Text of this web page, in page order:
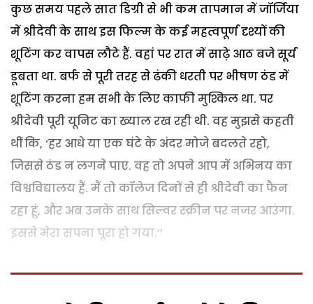
कुछ समय पहले सात डिग्री से भी कम तापमान में जॉर्जिया
में श्रीदेवी के साथ इस फिल्म के कई महत्वपूर्ण दृश्यों की
शूटिंग कर वापस लौटे हैं. वहां पर रात में साढ़े आठ बजे सूर्य
डूबता था. बर्फ से पूरी तरह से ढंकी धरती पर भीषण ठंड में
शूटिंग करना हम सभी के लिए काफी मुश्किल था. पर
श्रीदेवी पूरी यूनिट का ख्याल रख रही थी. वह मुझसे कहती
थीं कि, ‘हर आधे या एक घंटे के अंदर मोजे बदलते रहो,
जिससे ठंड न लगने पाए. वह तो अपने आप में अभिनय का
विश्वविद्यालय हैं. मैं तो कॉलेज दिनों से ही श्रीदेवी का फैन
रहा हूं, और अब उनके साथ सिल्वर स्क्रीन पर नजर आउंगा.
इससे मेरा सपना पूरा हो गया.’’